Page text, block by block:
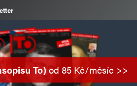
To)od 85 Kč/měsíc >>